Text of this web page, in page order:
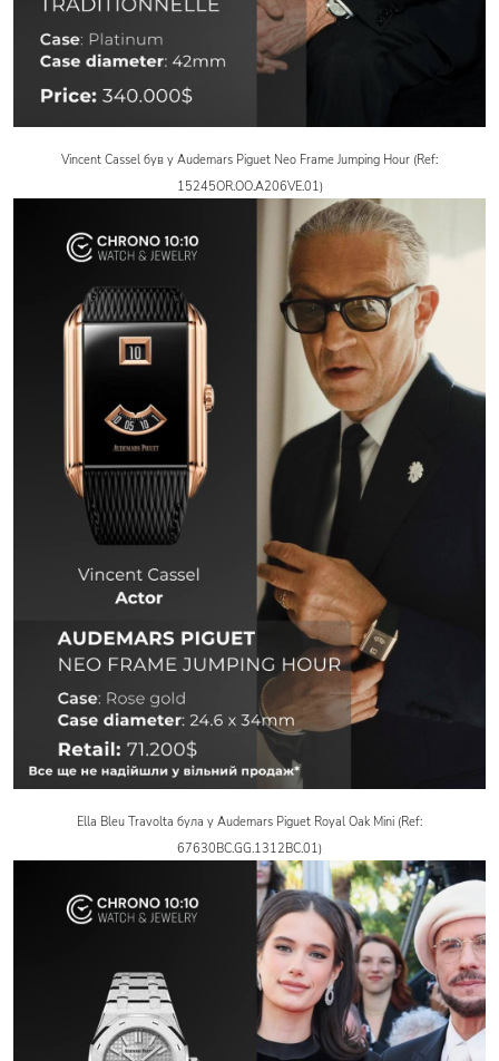
Vincent Cassel був у Audemars Piguet Neo Frame Jumping Hour (Ref:
15245OR.OO.A206VE.01)
Ella Bleu Travolta була у Audemars Piguet Royal Oak Mini (Ref:
67630BC.GG.1312BC.01)